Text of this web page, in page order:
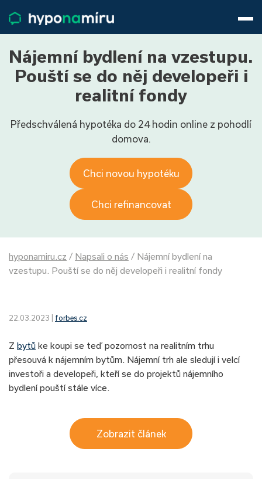
Životní pojištění
Pojištění nemovitosti
Články
Přihlásit
Nájemní bydlení na vzestupu.
Pouští se do něj developeři i
realitní fondy
Předschválená hypotéka do 24 hodin online z pohodlí
domova.
Chci novou hypotéku
Chci refinancovat
hyponamiru.cz / Napsali o nás / Nájemní bydlení na
vzestupu. Pouští se do něj developeři i realitní fondy
22.03.2023 | forbes.cz
Z bytů ke koupi se teď pozornost na realitním trhu
přesouvá k nájemním bytům. Nájemní trh ale sledují i velcí
investoři a developeři, kteří se do projektů nájemního
bydlení pouští stále více.
Zobrazit článek